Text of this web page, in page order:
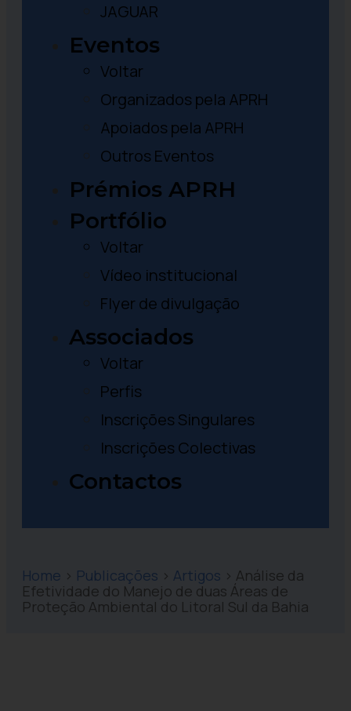
JAGUAR
Eventos
Voltar
Organizados pela APRH
Apoiados pela APRH
Outros Eventos
Prémios APRH
Portfólio
Voltar
Vídeo institucional
Flyer de divulgação
Associados
Voltar
Perfis
Inscrições Singulares
Inscrições Colectivas
Contactos
Home > Publicações > Artigos > Análise da
Efetividade do Manejo de duas Áreas de
Proteção Ambiental do Litoral Sul da Bahia